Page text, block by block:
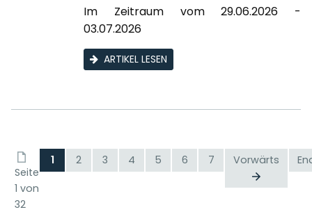
Im Zeitraum vom 29.06.2026 -
03.07.2026
ARTIKEL LESEN
Seite
1 von
32
1 2 3 4 5 6 7 Vorwärts